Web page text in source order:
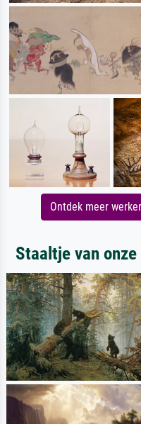
Ontdek meer
Staaltje van